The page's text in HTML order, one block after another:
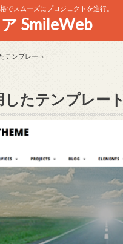
でスムーズにプロジェクトを進行。
SmileWeb
テンプレート
たテンプレート